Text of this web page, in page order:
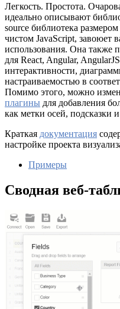
Легкость. Простота.
идеально описывают
source библиотека
чистом JavaScript, завоюет
использования. Она также
для React, Angular,
интерактивности,
настраиваемостью в
Помимо этого, можно
плагины для добавления
как метки осей, подсказки и
Краткая документация
настройке проекта
Примеры
Сводная веб-